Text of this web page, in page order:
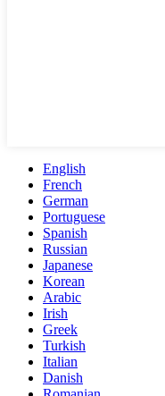
English
French
German
Portuguese
Spanish
Russian
Japanese
Korean
Arabic
Irish
Greek
Turkish
Italian
Danish